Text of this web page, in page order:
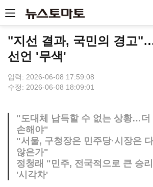
"지선 결과, 국민의 경고
선언 '무색'
입력: 2026-06-08 17:59:08
수정: 2026-06-08 18:09:01
"도대체 납득할 수 없는 상황…더
손해야"
"서울, 구청장은 민주당·시장은
않은가"
정청래 "민주, 전국적으로 큰 승
'시각차'